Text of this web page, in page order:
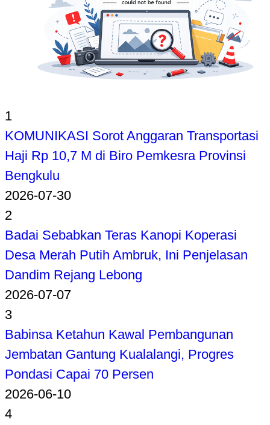
1
KOMUNIKASI Sorot Anggaran Transportasi
Haji Rp 10,7 M di Biro Pemkesra Provinsi
Bengkulu
2026-07-30
2
Badai Sebabkan Teras Kanopi Koperasi
Desa Merah Putih Ambruk, Ini Penjelasan
Dandim Rejang Lebong
2026-07-07
3
Babinsa Ketahun Kawal Pembangunan
Jembatan Gantung Kualalangi, Progres
Pondasi Capai 70 Persen
2026-06-10
4